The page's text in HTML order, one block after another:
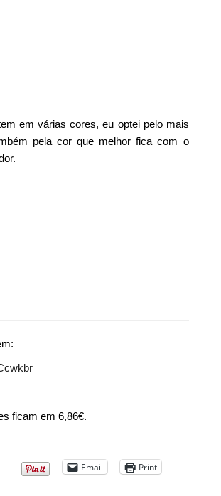
em várias cores, eu optei pelo mais
pela cor que melhor fica com o
ficam em 6,86€.
Email Print